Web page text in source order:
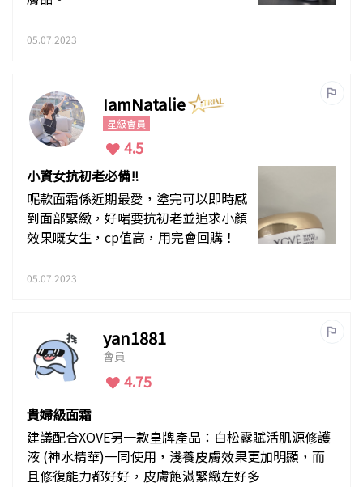
05.07.2023
IamNatalie
星級會員
4.5
小資女抗初老必備‼️
呢款面霜係近期最愛，塗完可以即時感
到面部緊緻，好啱要抗初老並追求小顏
效果嘅女生，cp值高，用完會回購！
05.07.2023
yan1881
會員
4.75
貴婦級面霜
建議配合XOVĒ另一款皇牌產品：白松露賦活肌源修護
液 (神水精華)一同使用，淺養皮膚效果更加明顯，而
且修復能力都好好，皮膚飽滿緊緻左好多